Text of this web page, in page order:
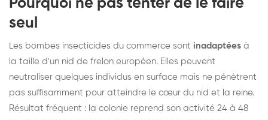
Pourquoi ne pas tenter de le faire
seul
Les bombes insecticides du commerce sont inadaptées à
la taille d'un nid de frelon européen. Elles peuvent
neutraliser quelques individus en surface mais ne pénètrent
pas suffisamment pour atteindre le cœur du nid et la reine.
Résultat fréquent : la colonie reprend son activité 24 à 48